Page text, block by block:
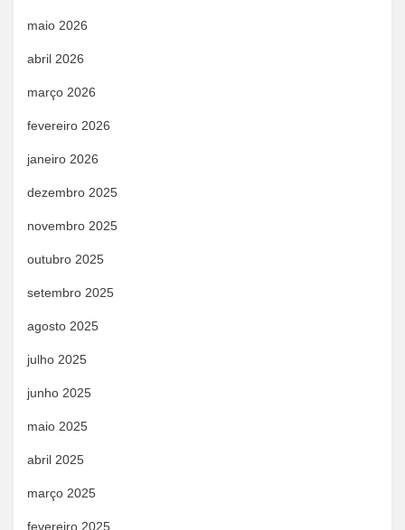
maio 2026
abril 2026
março 2026
fevereiro 2026
janeiro 2026
dezembro 2025
novembro 2025
outubro 2025
setembro 2025
agosto 2025
julho 2025
junho 2025
maio 2025
abril 2025
março 2025
fevereiro 2025